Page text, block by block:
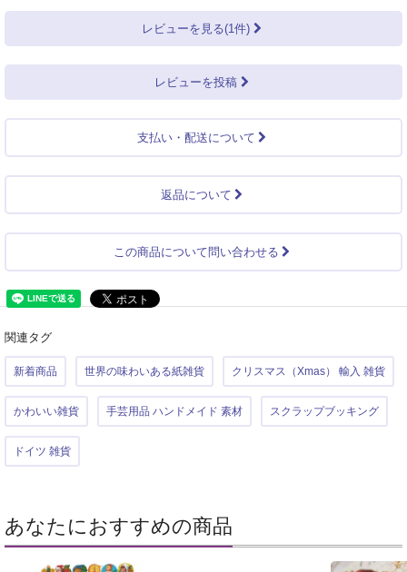
レビューを見る(1件)
レビューを投稿
支払い・配送について
返品について
この商品について問い合わせる
関連タグ
新着商品 世界の味わいある紙雑貨 クリスマス（Xmas） 輸入 雑貨
かわいい雑貨 手芸用品 ハンドメイド 素材 スクラップブッキング
ドイツ 雑貨
あなたにおすすめの商品